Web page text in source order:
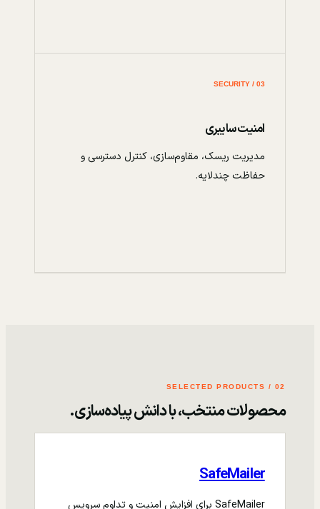
03 / SECURITY
امنیت سایبری
مدیریت ریسک، مقاوم‌سازی، کنترل دسترسی و
حفاظت چندلایه.
02 / SELECTED PRODUCTS
محصولات منتخب، با دانش پیاده‌سازی.
SafeMailer
SafeMailer برای افزایش امنیت و تداوم سرویس